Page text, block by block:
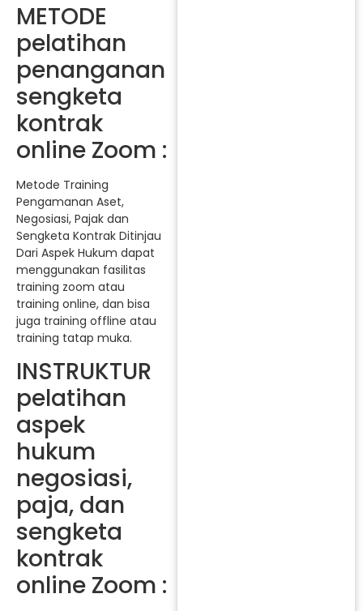
METODE
pelatihan
penanganan
sengketa
kontrak
online Zoom :
Metode Training
Pengamanan Aset,
Negosiasi, Pajak dan
Sengketa Kontrak Ditinjau
Dari Aspek Hukum dapat
menggunakan fasilitas
training zoom atau
training online, dan bisa
juga training offline atau
training tatap muka.
INSTRUKTUR
pelatihan
aspek
hukum
negosiasi,
paja, dan
sengketa
kontrak
online Zoom :